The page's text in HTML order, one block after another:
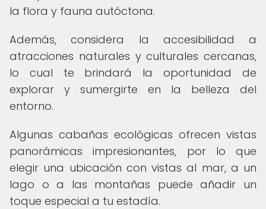
la flora y fauna autóctona.
Además, considera la accesibilidad a
atracciones naturales y culturales cercanas,
lo cual te brindará la oportunidad de
explorar y sumergirte en la belleza del
entorno.
Algunas cabañas ecológicas ofrecen vistas
panorámicas impresionantes, por lo que
elegir una ubicación con vistas al mar, a un
lago o a las montañas puede añadir un
toque especial a tu estadía.